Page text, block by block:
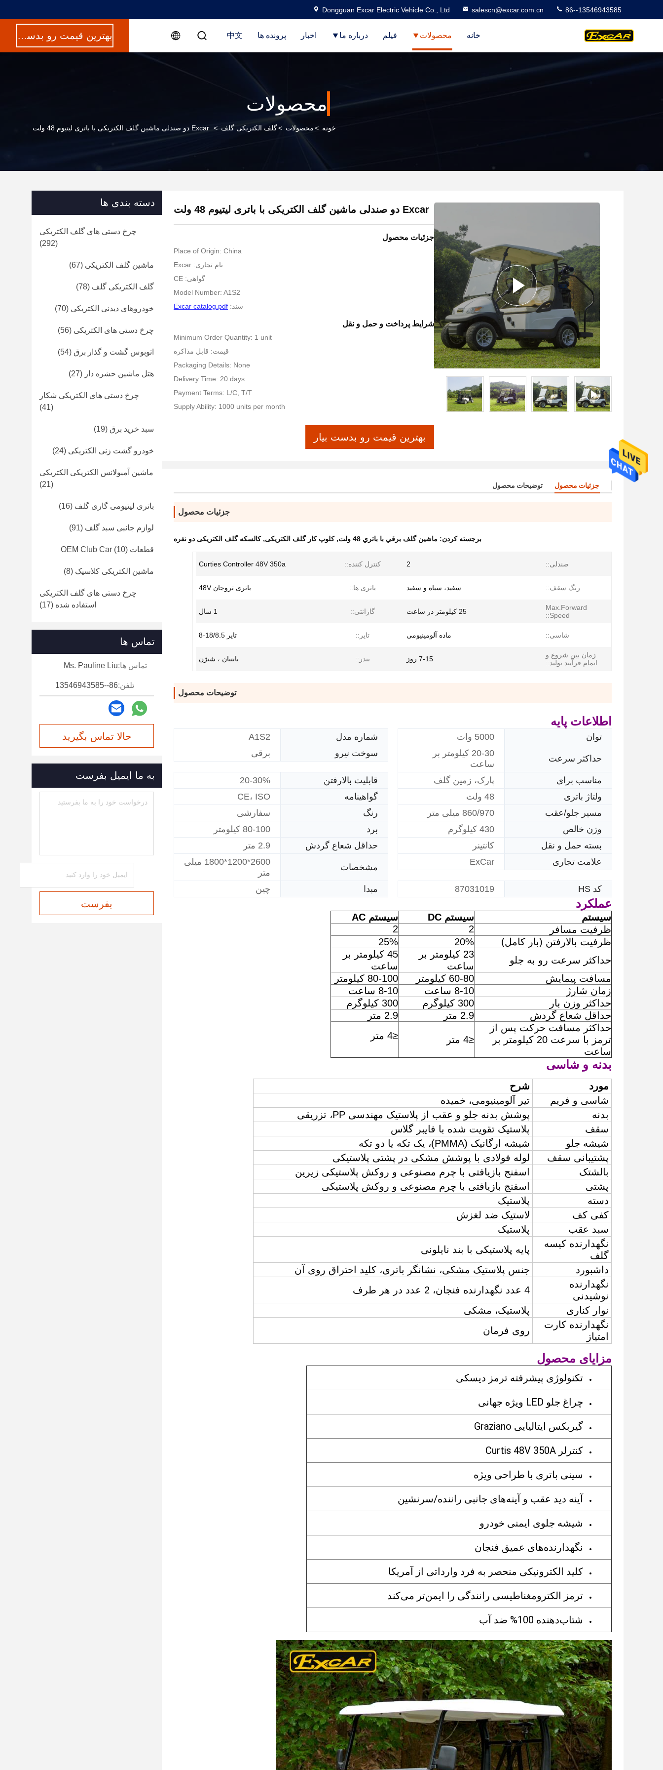
Dongguan Excar Electric Vehicle Co., Ltd salescn@excar.com.cn 86--13546943585
خانه محصولات فیلم درباره ما اخبار پرونده ها 中文 بهترین قیمت رو بدست بیار
محصولات
خونه >محصولات >گلف الکتریکی گلف > Excar دو صندلی ماشین گلف الکتریکی با باتری لیتیوم 48 ولت
Excar دو صندلی ماشین گلف الکتریکی با باتری لیتیوم 48 ولت
جزئیات محصول
Place of Origin: China
نام تجاری: Excar
گواهی: CE
Model Number: A1S2
سند: Excar catalog.pdf
شرایط پرداخت و حمل و نقل
Minimum Order Quantity: 1 unit
قیمت: قابل مذاکره
Packaging Details: None
Delivery Time: 20 days
Payment Terms: L/C, T/T
Supply Ability: 1000 units per month
بهترین قیمت رو بدست بیار
جزئیات محصول توضیحات محصول
جزئیات محصول
برجسته کردن: ماشين گلف برقي با باتري 48 ولت ,کلوپ کار گلف الکتریکی,کالسکه گلف الکتریکی دو نفره
صندلی:: 2 کنترل کننده:: Curties Controller 48V 350a
رنگ سقف:: سفید، سیاه و سفید باتری ها:: باتری تروجان 48V
Max.Forward
Speed::
25 کیلومتر در ساعت گارانتی:: 1 سال
شاسی:: ماده آلومینیومی تایر:: تایر 18/8.5-8
زمان بین شروع و
اتمام فرآیند تولید::
7-15 روز بندر:: یانتیان ، شنژن
توضیحات محصول
اطلاعات پایه
شماره مدل A1S2 توان
5000 وات
سوخت نیرو
برقی
حداکثر سرعت
20-30 کیلومتر بر
ساعت
قابلیت بالارفتن
20-30% مناسب برای
پارک، زمین گلف
گواهینامه
CE، ISO ولتاژ باتری
48 ولت
رنگ
سفارشی مسیر جلو/عقب
860/970 میلی متر
برد
80-100 کیلومتر وزن خالص
430 کیلوگرم
حداقل شعاع گردش
2.9 متر بسته حمل و نقل کانتینر
مشخصات
2600*1200*1800 میلی
متر
علامت تجاری ExCar
مبدا چین کد HS 87031019
عملکرد
سیستم سیستم DC
سیستم AC
ظرفیت مسافر
2
2
ظرفیت بالارفتن (بار کامل)
20%
25%
حداکثر سرعت رو به جلو
23 کیلومتر بر
ساعت
45 کیلومتر بر
ساعت
مسافت پیمایش
60-80 کیلومتر
80-100 کیلومتر
زمان شارژ
8-10 ساعت
8-10 ساعت
حداکثر وزن بار
300 کیلوگرم
300 کیلوگرم
حداقل شعاع گردش
2.9 متر
2.9 متر
حداکثر مسافت حرکت پس از
ترمز با سرعت 20 کیلومتر بر
ساعت
≤4 متر ≤4 متر
بدنه و شاسی
مورد
شرح
شاسی و فریم
تیر آلومینیومی، خمیده
بدنه
پوشش بدنه جلو و عقب از پلاستیک مهندسی PP، تزریقی
سقف
پلاستیک تقویت شده با فایبر گلاس
شیشه جلو
شیشه ارگانیک (PMMA)، یک تکه یا دو تکه
پشتیبانی سقف
لوله فولادی با پوشش مشکی در پشتی پلاستیکی
بالشتک
اسفنج بازیافتی با چرم مصنوعی و روکش پلاستیکی زیرین
پشتی
اسفنج بازیافتی با چرم مصنوعی و روکش پلاستیکی
دسته
پلاستیک
کفی کف
لاستیک ضد لغزش
سبد عقب
پلاستیک
نگهدارنده کیسه
گلف
پایه پلاستیکی با بند نایلونی
داشبورد
جنس پلاستیک مشکی، نشانگر باتری، کلید احتراق روی آن
نگهدارنده
نوشیدنی
4 عدد نگهدارنده فنجان، 2 عدد در هر طرف
نوار کناری
پلاستیک، مشکی
نگهدارنده کارت
امتیاز
روی فرمان
مزایای محصول
تکنولوژی پیشرفته ترمز دیسکی
چراغ جلو LED ویژه جهانی
گیربکس ایتالیایی Graziano
کنترلر Curtis 48V 350A
سینی باتری با طراحی ویژه
آینه دید عقب و آینه‌های جانبی راننده/سرنشین
شیشه جلوی ایمنی خودرو
نگهدارنده‌های عمیق فنجان
کلید الکترونیکی منحصر به فرد وارداتی از آمریکا
ترمز الکترومغناطیسی رانندگی را ایمن‌تر می‌کند
شتاب‌دهنده 100% ضد آب
دسته بندی ها
چرخ دستی های گلف الکتریکی
(292)
ماشین گلف الکتریکی (67)
گلف الکتریکی گلف (78)
خودروهای دیدنی الکتریکی (70)
چرخ دستی های الکتریکی (56)
اتوبوس گشت و گذار برق (54)
هتل ماشین حشره دار (27)
چرخ دستی های الکتریکی شکار
(41)
سبد خرید برق (19)
خودرو گشت زنی الکتریکی (24)
ماشین آمبولانس الکتریکی الکتریکی
(21)
باتری لیتیومی گاری گلف (16)
لوازم جانبی سبد گلف (91)
قطعات OEM Club Car (10)
ماشین الکتریکی کلاسیک (8)
چرخ دستی های گلف الکتریکی
استفاده شده (17)
تماس ها
تماس ها:Ms. Pauline Liu
تلفن:86--13546943585
حالا تماس بگیرید
به ما ایمیل بفرست
بفرست